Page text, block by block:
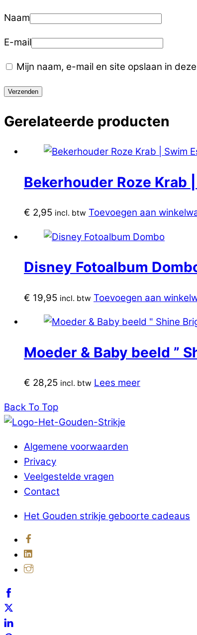
Naam
E-mail
Mijn naam, e-mail en site opslaan in
Gerelateerde producten
Bekerhouder Roze Krab
€ 2,95 incl. btw Toevoegen aan
Disney Fotoalbum
€ 19,95 incl. btw Toevoegen aan
Moeder & Baby beeld ”
€ 28,25 incl. btw Lees meer
Back To Top
Algemene voorwaarden
Privacy
Veelgestelde vragen
Contact
Het Gouden strikje geboorte cadeaus